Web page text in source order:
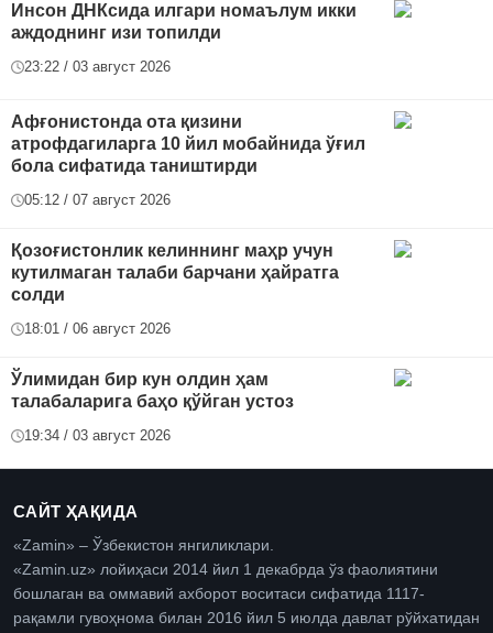
Инсон ДНКсида илгари номаълум икки
аждоднинг изи топилди
23:22 / 03 август 2026
Афғонистонда ота қизини
атрофдагиларга 10 йил мобайнида ўғил
бола сифатида таништирди
05:12 / 07 август 2026
Қозоғистонлик келиннинг маҳр учун
кутилмаган талаби барчани ҳайратга
солди
18:01 / 06 август 2026
Ўлимидан бир кун олдин ҳам
талабаларига баҳо қўйган устоз
19:34 / 03 август 2026
САЙТ ҲАҚИДА
«Zamin» – Ўзбекистон янгиликлари.
«Zamin.uz» лойиҳаси 2014 йил 1 декабрда ўз фаолиятини
бошлаган ва оммавий ахборот воситаси сифатида 1117-
рақамли гувоҳнома билан 2016 йил 5 июлда давлат рўйхатидан